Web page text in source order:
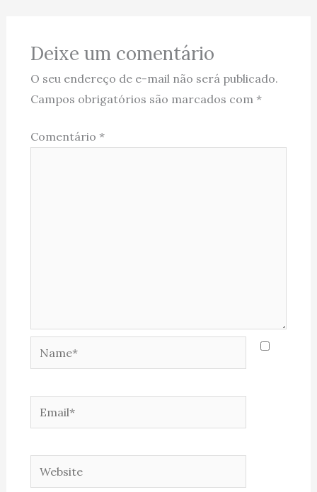
Deixe um comentário
O seu endereço de e-mail não será publicado.
Campos obrigatórios são marcados com *
Comentário *
Name*
Email*
Website